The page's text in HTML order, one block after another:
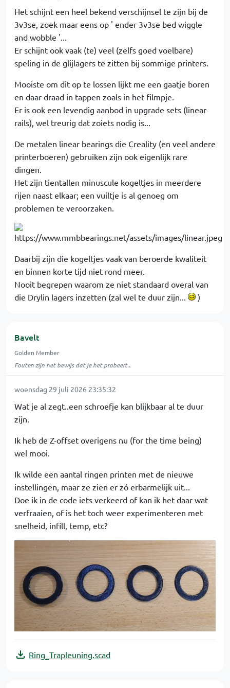
Het schijnt een heel bekend verschijnsel te zijn bij de
3v3se, zoek maar eens op ' ender 3v3se bed wiggle
and wobble '...
Er schijnt ook vaak (te) veel (zelfs goed voelbare)
speling in de glijlagers te zitten bij sommige printers.
Mooiste om dit op te lossen lijkt me een gaatje boren
en daar draad in tappen zoals in het filmpje.
Er is ook een levendig aanbod in upgrade sets (linear
rails), wel treurig dat zoiets nodig is...
De metalen linear bearings die Creality (en veel andere
printerboeren) gebruiken zijn ook eigenlijk rare
dingen.
Het zijn tientallen minuscule kogeltjes in meerdere
rijen naast elkaar; een vuiltje is al genoeg om
problemen te veroorzaken.
Daarbij zijn die kogeltjes vaak van beroerde kwaliteit
en binnen korte tijd niet rond meer.
Nooit begrepen waarom ze niet standaard overal van
die Drylin lagers inzetten (zal wel te duur zijn...
)
Bavelt
Golden Member
Fouten zijn het bewijs dat je het probeert..
woensdag 29 juli 2026 23:35:32
Wat je al zegt..een schroefje kan blijkbaar al te duur
zijn.
Ik heb de Z-offset overigens nu (for the time being)
wel mooi.
Ik wilde een aantal ringen printen met de nieuwe
instellingen, maar ze zien er zó erbarmelijk uit...
Doe ik in de code iets verkeerd of kan ik het daar wat
verfraaien, of is het toch weer experimenteren met
snelheid, infill, temp, etc?
Ring_Trapleuning.scad